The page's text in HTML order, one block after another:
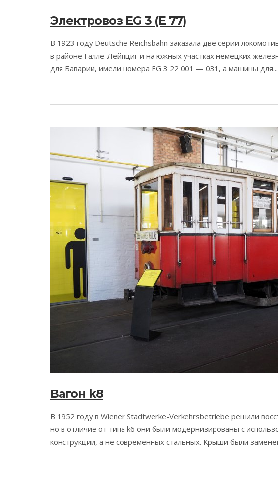
Электровоз EG 3 (E 77)
В 1923 году Deutsche Reichsbahn заказала две серии
в районе Галле-Лейпциг и на южных участках немецких
для Баварии, имели номера EG 3 22 001 — 031, а машины для...
Вагон k8
В 1952 году в Wiener Stadtwerke-Verkehrsbetriebe решили
но в отличие от типа k6 они были модернизированы с
конструкции, а не современных стальных. Крыши были